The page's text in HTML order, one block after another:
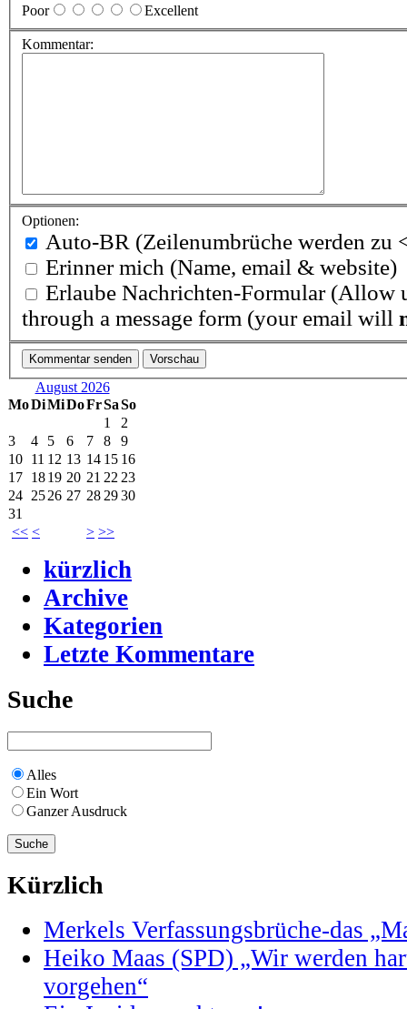
Poor Excellent
Kommentar:
Optionen:
Auto-BR (Zeilenumbrüche werden zu
Erinner mich (Name, email & website)
Erlaube Nachrichten-Formular (Allow
through a message form (your email will
August 2026
MoDiMiDoFrSaSo
<< < > >>
1
2
3
4 5 6 7 8
9
10 11 12 13 14 15 16
17 1819 20 21 22 23
24 2526 27 28 2930
31
kürzlich
Archive
Kategorien
Letzte Kommentare
Suche
Alles
Ein Wort
Ganzer Ausdruck
Kürzlich
Merkels Verfassungsbrüche-das
Heiko Maas (SPD) „Wir werden
vorgehen“